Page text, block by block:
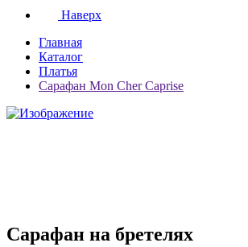
Наверх
Главная
Каталог
Платья
Сарафан Mon Cher Caprise
Сарафан на бретелях